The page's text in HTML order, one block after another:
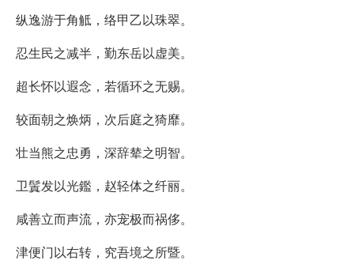
纵逸游于角觝，络甲乙以珠翠。
忍生民之减半，勤东岳以虚美。
超长怀以遐念，若循环之无赐。
较面朝之焕炳，次后庭之猗靡。
壮当熊之忠勇，深辞辇之明智。
卫鬒发以光鑑，赵轻体之纤丽。
咸善立而声流，亦宠极而祸侈。
津便门以右转，究吾境之所暨。